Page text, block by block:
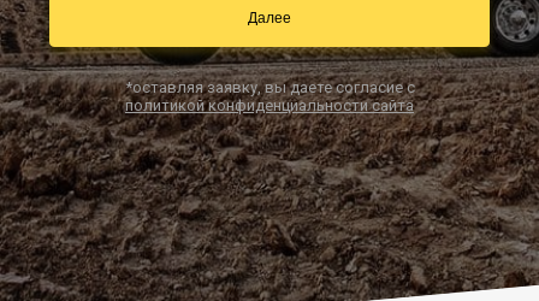
sale@simtruck-negabarit.ru
Заказать звонок
Далее
*оставляя заявку, вы даете согласие с
политикой конфиденциальности сайта